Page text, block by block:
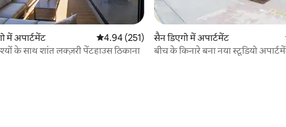
समीक्षाएँ
में अपार्टमेंट औसत रेटिंग 5 में से 4.94, 251 समीक्षाएँ
4.94 (251)
के साथ शांत लक्ज़री पेंटहाउस ठिकाना
सैन डिएगो में अपार्टमेंट
बीच के किनारे बना नया स्टूडियो